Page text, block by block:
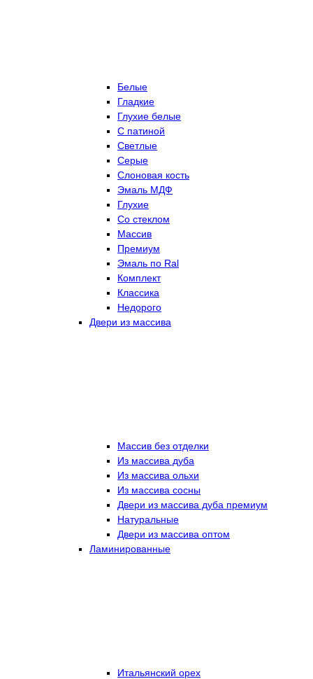
Белые
Гладкие
Глухие белые
С патиной
Светлые
Серые
Слоновая кость
Эмаль МДФ
Глухие
Со стеклом
Массив
Премиум
Эмаль по Ral
Комплект
Классика
Недорого
Двери из массива
Массив без отделки
Из массива дуба
Из массива ольхи
Из массива сосны
Двери из массива дуба премиум
Натуральные
Двери из массива оптом
Ламинированные
Итальянский орех